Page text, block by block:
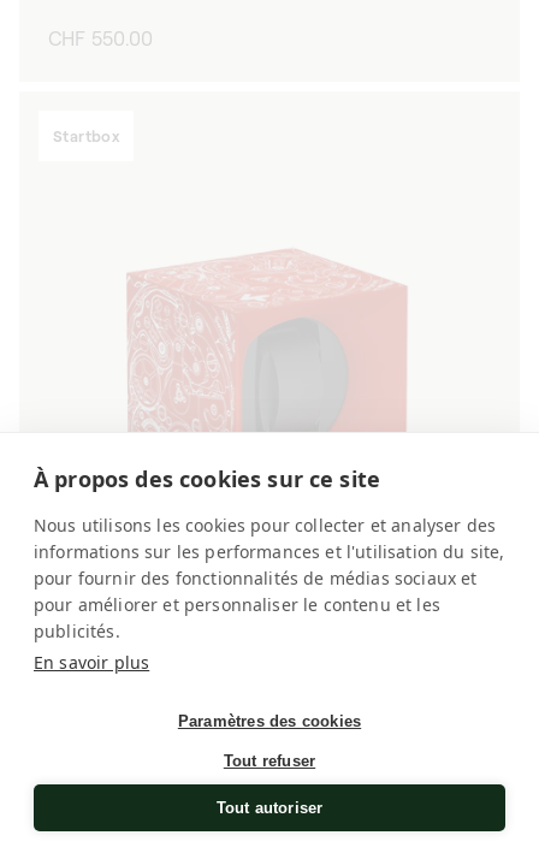
À propos des cookies sur ce site
Nous utilisons les cookies pour collecter et analyser des
informations sur les performances et l'utilisation du site,
pour fournir des fonctionnalités de médias sociaux et
pour améliorer et personnaliser le contenu et les
publicités.
En savoir plus
Paramètres des cookies
Tout refuser
Tout autoriser
Normaler
CHF 550.00
Startbox
Soft-Touch Rot Bewegung Weiß 1 Uhr
Uhrenbeweger für Automatikuhren